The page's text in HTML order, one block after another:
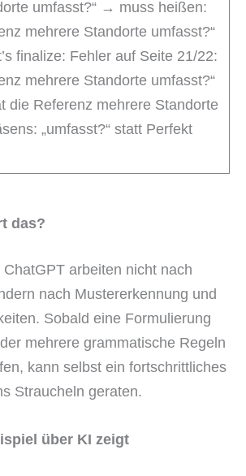
umfasst?“ → muss heißen:
mehrere Standorte umfasst?“
finalize: Fehler auf Seite 21/22:
mehrere Standorte umfasst?“
die Referenz mehrere Standorte
„umfasst?“ statt Perfekt
das?
arbeiten nicht nach
nach Mustererkennung und
Sobald eine Formulierung
mehrere grammatische Regeln
kann selbst ein fortschrittliches
Straucheln geraten.
über KI zeigt